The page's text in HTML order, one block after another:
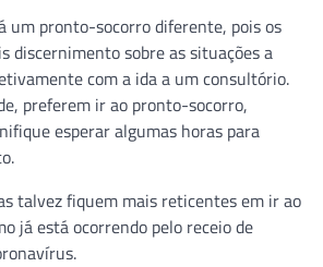
um pronto-socorro diferente, pois os
discernimento sobre as situações a
com a ida a um consultório.
preferem ir ao pronto-socorro,
esperar algumas horas para
talvez fiquem mais reticentes em ir ao
já está ocorrendo pelo receio de